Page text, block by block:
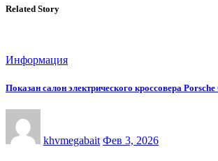
Related Story
Информация
Показан салон электрического кроссовера Porsche
khvmegabait Фев 3, 2026